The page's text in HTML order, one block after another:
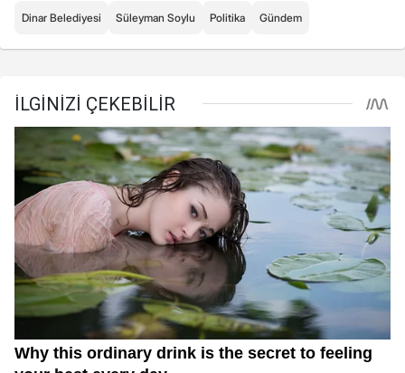
Dinar Belediyesi Süleyman Soylu Politika Gündem